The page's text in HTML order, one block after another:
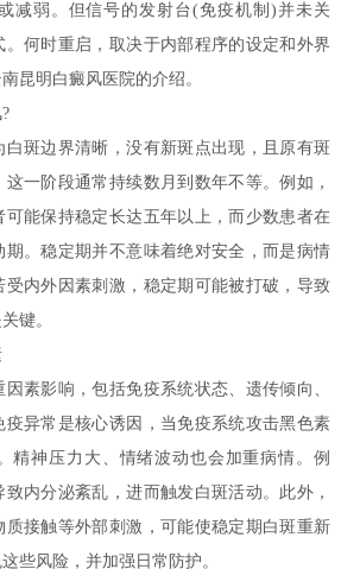
减弱。但信号的发射台(免疫机制)并未关
。何时重启，取决于内部程序的设定和外界
昆明白癜风医院的介绍。
斑边界清晰，没有新斑点出现，且原有斑
一阶段通常持续数月到数年不等。例如，
能保持稳定长达五年以上，而少数患者在
期。稳定期并不意味着绝对安全，而是病情
内外因素刺激，稳定期可能被打破，导致
键。
影响，包括免疫系统状态、遗传倾向、
异常是核心诱因，当免疫系统攻击黑色素
精神压力大、情绪波动也会加重病情。例
内分泌紊乱，进而触发白斑活动。此外，
质接触等外部刺激，可能使稳定期白斑重新
些风险，并加强日常防护。